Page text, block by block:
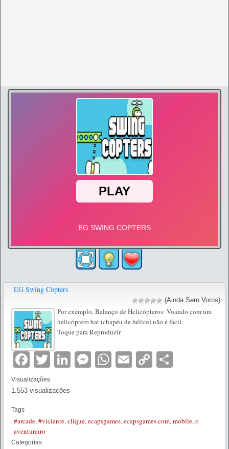
EG Swing Copters
(Ainda Sem Votos)
Por exemplo, Balanço de Helicópteros: Voando com um
helicóptero hat (chapéu de hélice) não é fácil.
Toque para Reproduzir
Facebook
TwitterLinkedIn
Messenger
WhatsApp
EmailCopy
Visualizações
1.553 visualizações
Tags
#arcade,#viciante,clique,ecapsgames,ecapsgames.com,mobile,o
aventureiro
Categorias